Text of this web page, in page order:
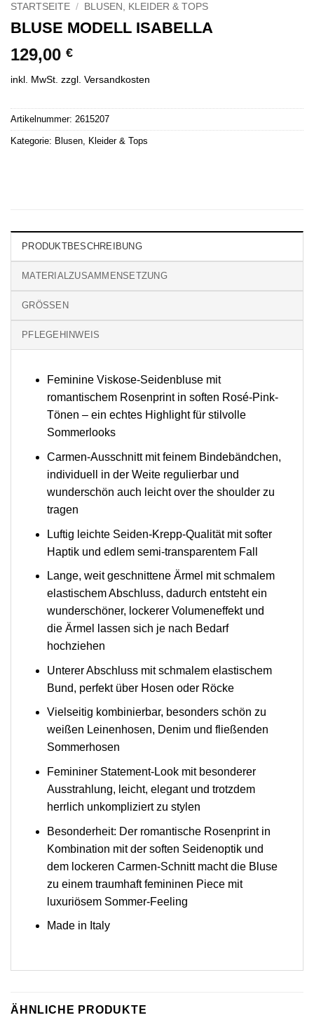
STARTSEITE / BLUSEN, KLEIDER & TOPS
BLUSE MODELL ISABELLA
129,00 €
inkl. MwSt. zzgl. Versandkosten
Artikelnummer: 2615207
Kategorie: Blusen, Kleider & Tops
PRODUKTBESCHREIBUNG
MATERIALZUSAMMENSETZUNG
GRÖSSEN
PFLEGEHINWEIS
Feminine Viskose-Seidenbluse mit
romantischem Rosenprint in soften Rosé-Pink-
Tönen – ein echtes Highlight für stilvolle
Sommerlooks
Carmen-Ausschnitt mit feinem Bindebändchen,
individuell in der Weite regulierbar und
wunderschön auch leicht over the shoulder zu
tragen
Luftig leichte Seiden-Krepp-Qualität mit softer
Haptik und edlem semi-transparentem Fall
Lange, weit geschnittene Ärmel mit schmalem
elastischem Abschluss, dadurch entsteht ein
wunderschöner, lockerer Volumeneffekt und
die Ärmel lassen sich je nach Bedarf
hochziehen
Unterer Abschluss mit schmalem elastischem
Bund, perfekt über Hosen oder Röcke
Vielseitig kombinierbar, besonders schön zu
weißen Leinenhosen, Denim und fließenden
Sommerhosen
Femininer Statement-Look mit besonderer
Ausstrahlung, leicht, elegant und trotzdem
herrlich unkompliziert zu stylen
Besonderheit: Der romantische Rosenprint in
Kombination mit der soften Seidenoptik und
dem lockeren Carmen-Schnitt macht die Bluse
zu einem traumhaft femininen Piece mit
luxuriösem Sommer-Feeling
Made in Italy
ÄHNLICHE PRODUKTE